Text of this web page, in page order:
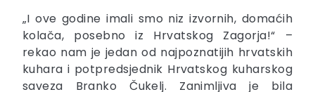
„I ove godine imali smo niz izvornih, domaćih
kolača, posebno iz Hrvatskog Zagorja!“ –
rekao nam je jedan od najpoznatijih hrvatskih
kuhara i potpredsjednik Hrvatskog kuharskog
saveza Branko Čukelj. Zanimljiva je bila